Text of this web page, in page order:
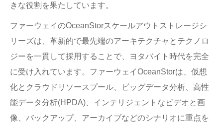
きな役割を果たしています。
ファーウェイのOceanStorスケールアウトストレージシ
リーズは、革新的で最先端のアーキテクチャとテクノロ
ジーを一貫して採用することで、ヨタバイト時代を完全
に受け入れています。ファーウェイOceanStorは、仮想
化とクラウドリソースプール、ビッグデータ分析、高性
能データ分析(HPDA)、インテリジェントなビデオと画
像、バックアップ、アーカイブなどのシナリオに重点を